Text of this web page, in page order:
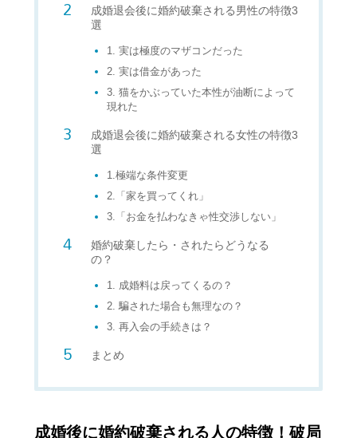
成婚退会後に婚約破棄される男性の特徴3
選
1. 実は極度のマザコンだった
2. 実は借金があった
3. 猫をかぶっていた本性が油断によって
現れた
成婚退会後に婚約破棄される女性の特徴3
選
1.極端な条件変更
2.「家を買ってくれ」
3.「お金を払わなきゃ性交渉しない」
婚約破棄したら・されたらどうなる
の？
1. 成婚料は戻ってくるの？
2. 騙された場合も無理なの？
3. 再入会の手続きは？
まとめ
成婚後に婚約破棄される人の特徴！破局